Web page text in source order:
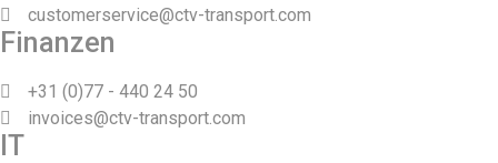
customerservice@ctv-transport.com
Finanzen
+31 (0)77 - 440 24 50
invoices@ctv-transport.com
IT